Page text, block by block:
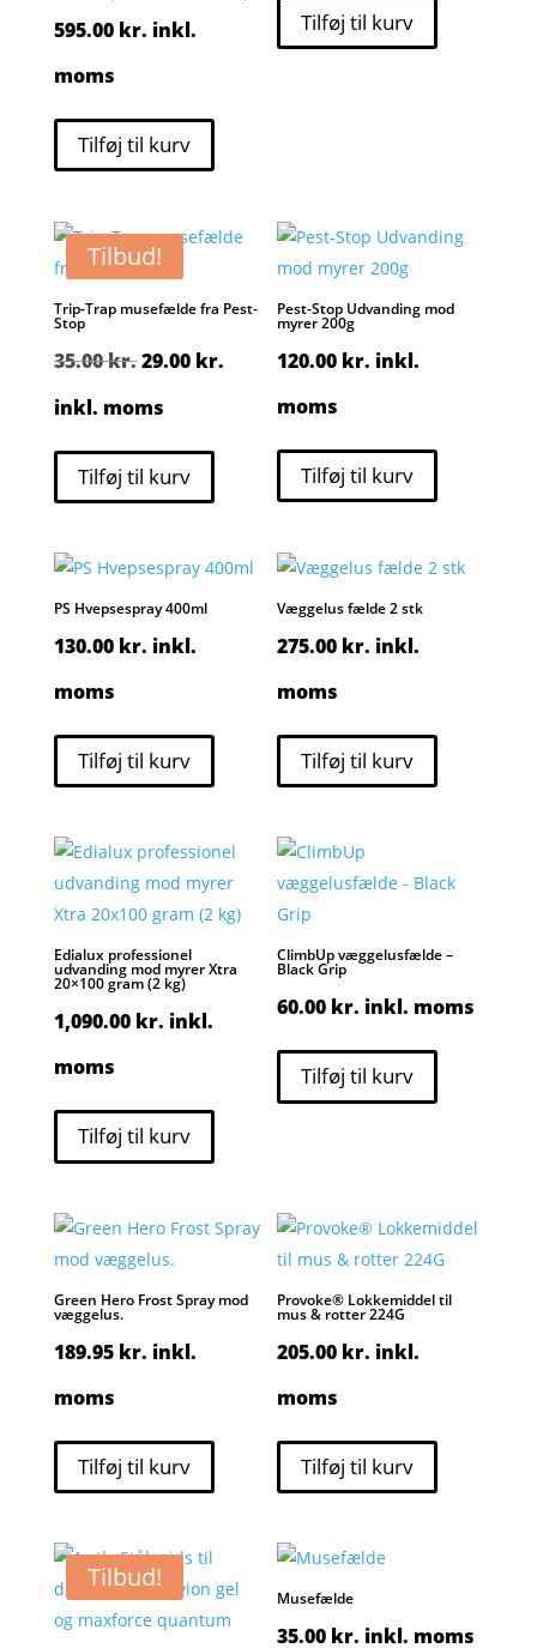
595.00 kr. inkl.
moms
Tilføj til kurv
Tilføj til kurv
Tilbud!
Trip-Trap musefælde fra Pest-
Stop
35.00kr.Den
oprindelige
pris
var:
29.00 kr.Den
aktuelle
inkl. moms
Tilføj til kurv
Pest-Stop Udvanding mod
myrer 200g
120.00 kr. inkl.
moms
Tilføj til kurv
PS Hvepsespray 400ml
130.00 kr. inkl.
moms
Tilføj til kurv
Væggelus fælde 2 stk
275.00 kr. inkl.
moms
Tilføj til kurv
Edialux professionel
udvanding mod myrer Xtra
20×100 gram (2 kg)
1,090.00 kr. inkl.
moms
Tilføj til kurv
ClimbUp væggelusfælde –
Black Grip
60.00 kr. inkl. moms
Tilføj til kurv
Green Hero Frost Spray mod
væggelus.
189.95 kr. inkl.
moms
Tilføj til kurv
Provoke® Lokkemiddel til
mus & rotter 224G
205.00 kr. inkl.
moms
Tilføj til kurv
Tilbud!
Musefælde
35.00 kr. inkl. moms